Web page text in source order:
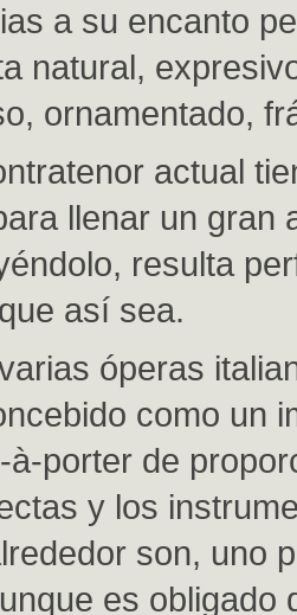
a su encanto
natural,
ornamentado,
actual
llenar un gran
resulta
así sea.
óperas
como un
à-porter de
y los
son, uno
es obligado